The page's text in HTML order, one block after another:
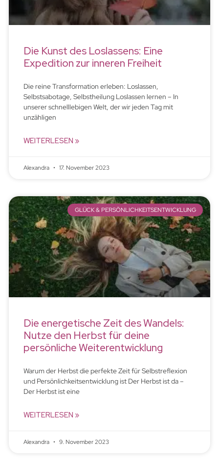
Die Kunst des Loslassens: Eine
Expedition zur inneren Freiheit
Die reine Transformation erleben: Loslassen,
Selbstsabotage, Selbstheilung Loslassen lernen – In
unserer schnelllebigen Welt, der wir jeden Tag mit
unzähligen
WEITERLESEN »
Alexandra 17. November 2023
GLÜCK & PERSÖNLICHKEITSENTWICKLUNG
Die energetische Zeit des Wandels:
Nutze den Herbst für deine
persönliche Weiterentwicklung
Warum der Herbst die perfekte Zeit für Selbstreflexion
und Persönlichkeitsentwicklung ist Der Herbst ist da –
Der Herbst ist eine
WEITERLESEN »
Alexandra 9. November 2023